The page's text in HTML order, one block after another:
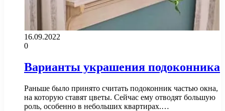
16.09.2022
0
Варианты украшения подоконника
Раньше было принято считать подоконник частью окна,
на которую ставят цветы. Сейчас ему отводят большую
роль, особенно в небольших квартирах.…